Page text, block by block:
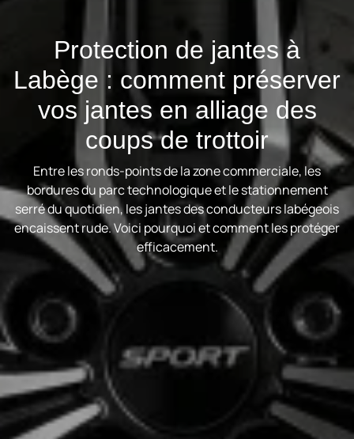
Protection de jantes à
Labège : comment préserver
vos jantes en alliage des
coups de trottoir
Entre les ronds-points de la zone commerciale, les
bordures du parc technologique et le stationnement
serré du quotidien, les jantes des conducteurs labégeois
encaissent rude. Voici pourquoi et comment les protéger
efficacement.